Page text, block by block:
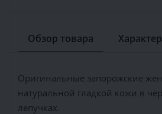
Обзор товара
Оригинальные запорожские
натуральной гладкой кожи в
лепучках.